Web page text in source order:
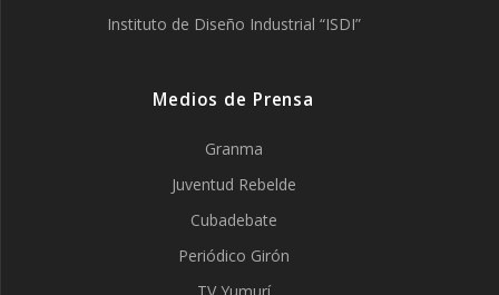
Instituto de Diseño Industrial “ISDI”
Medios de Prensa
Granma
Juventud Rebelde
Cubadebate
Periódico Girón